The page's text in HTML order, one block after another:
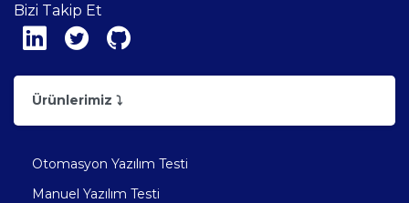
Bizi Takip Et
Ürünlerimiz ⤵
Otomasyon Yazılım Testi
Manuel Yazılım Testi